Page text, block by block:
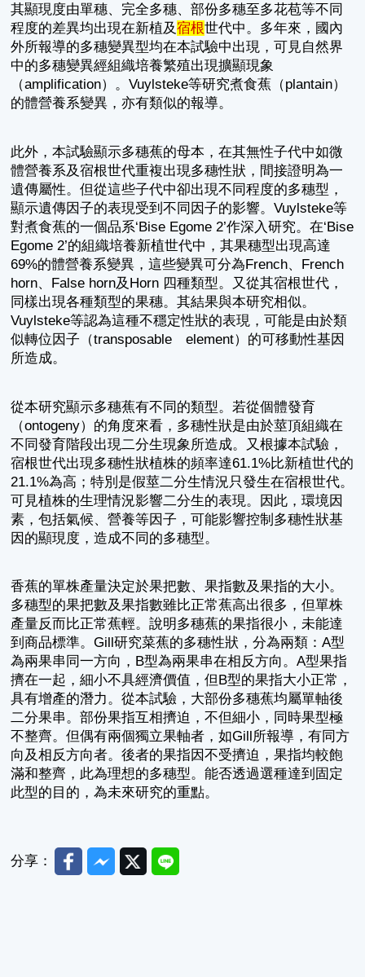
其顯現度由單穗、完全多穗、部份多穗至多花苞等不同
程度的差異均出現在新植及宿根世代中。多年來，國內
外所報導的多穗變異型均在本試驗中出現，可見自然界
中的多穗變異經組織培養繁殖出現擴顯現象
（amplification）。Vuylsteke等研究煮食蕉（plantain）
的體營養系變異，亦有類似的報導。
此外，本試驗顯示多穗蕉的母本，在其無性子代中如微
體營養系及宿根世代重複出現多穗性狀，間接證明為一
遺傳屬性。但從這些子代中卻出現不同程度的多穗型，
顯示遺傳因子的表現受到不同因子的影響。Vuylsteke等
對煮食蕉的一個品系‘Bise Egome 2’作深入研究。在‘Bise
Egome 2’的組織培養新植世代中，其果穗型出現高達
69%的體營養系變異，這些變異可分為French、French
horn、False horn及Horn 四種類型。又從其宿根世代，
同樣出現各種類型的果穗。其結果與本研究相似。
Vuylsteke等認為這種不穩定性狀的表現，可能是由於類
似轉位因子（transposable element）的可移動性基因
所造成。
從本研究顯示多穗蕉有不同的類型。若從個體發育
（ontogeny）的角度來看，多穗性狀是由於莖頂組織在
不同發育階段出現二分生現象所造成。又根據本試驗，
宿根世代出現多穗性狀植株的頻率達61.1%比新植世代的
21.1%為高；特別是假莖二分生情況只發生在宿根世代。
可見植株的生理情況影響二分生的表現。因此，環境因
素，包括氣候、營養等因子，可能影響控制多穗性狀基
因的顯現度，造成不同的多穗型。
香蕉的單株產量決定於果把數、果指數及果指的大小。
多穗型的果把數及果指數雖比正常蕉高出很多，但單株
產量反而比正常蕉輕。說明多穗蕉的果指很小，未能達
到商品標準。Gill研究菜蕉的多穗性狀，分為兩類：A型
為兩果串同一方向，B型為兩果串在相反方向。A型果指
擠在一起，細小不具經濟價值，但B型的果指大小正常，
具有增產的潛力。從本試驗，大部份多穗蕉均屬單軸後
二分果串。部份果指互相擠迫，不但細小，同時果型極
不整齊。但偶有兩個獨立果軸者，如Gill所報導，有同方
向及相反方向者。後者的果指因不受擠迫，果指均較飽
滿和整齊，此為理想的多穗型。能否透過選種達到固定
此型的目的，為未來研究的重點。
分享： FacebookMessenger
TwitterLine